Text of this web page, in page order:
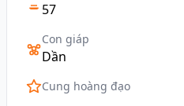
57
Con giáp
Dần
Cung hoàng đạo